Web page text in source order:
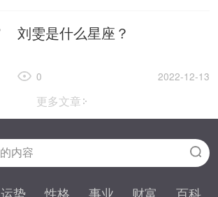
刘雯是什么星座？
2022-12-13
0
更多文章
运势 性格 事业 财富 百科